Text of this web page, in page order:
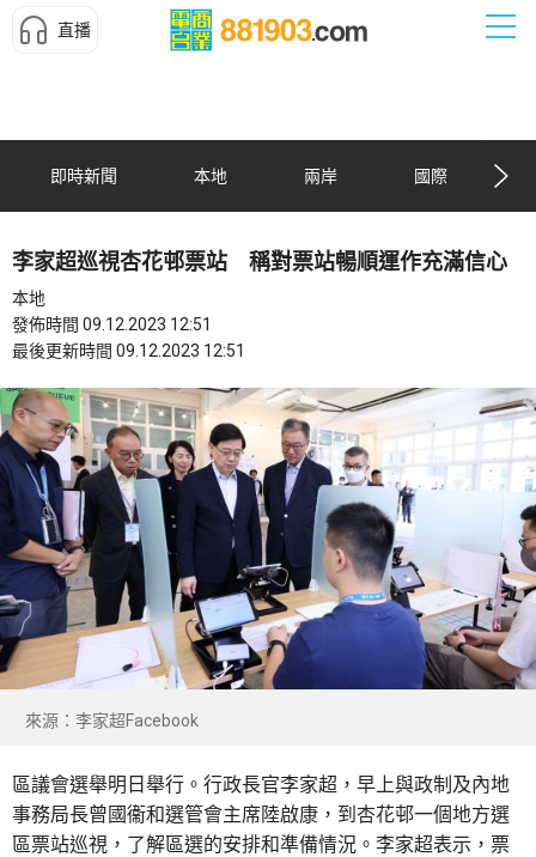
直播
即時新聞 本地 兩岸 國際
李家超巡視杏花邨票站 稱對票站暢順運作充滿信心
本地
發佈時間 09.12.2023 12:51
最後更新時間 09.12.2023 12:51
來源：李家超Facebook
區議會選舉明日舉行。行政長官李家超，早上與政制及內地
事務局長曾國衞和選管會主席陸啟康，到杏花邨一個地方選
區票站巡視，了解區選的安排和準備情況。李家超表示，票